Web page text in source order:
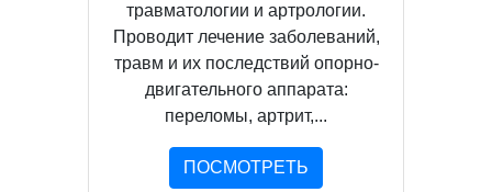
травматологии и артрологии.
Проводит лечение заболеваний,
травм и их последствий опорно-
двигательного аппарата:
переломы, артрит,...
ПОСМОТРЕТЬ